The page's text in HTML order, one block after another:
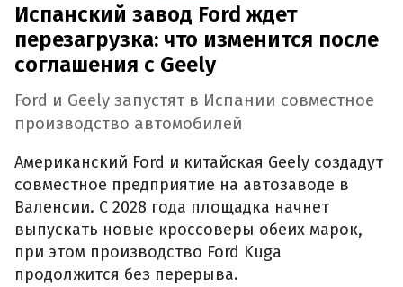
Испанский завод Ford ждет
перезагрузка: что изменится после
соглашения с Geely
Ford и Geely запустят в Испании совместное
производство автомобилей
Американский Ford и китайская Geely создадут
совместное предприятие на автозаводе в
Валенсии. С 2028 года площадка начнет
выпускать новые кроссоверы обеих марок,
при этом производство Ford Kuga
продолжится без перерыва.